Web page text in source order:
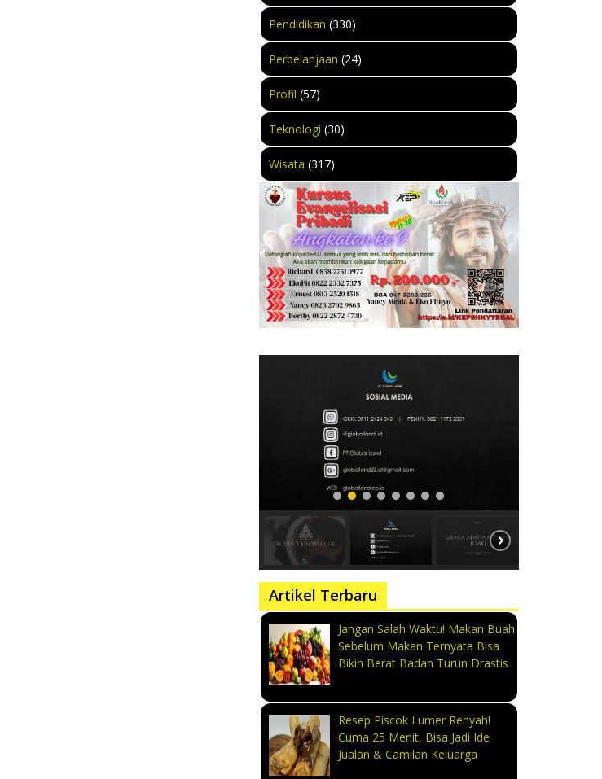
Pendidikan (330)
Perbelanjaan (24)
Profil (57)
Teknologi (30)
Wisata (317)
Artikel Terbaru
Jangan Salah Waktu! Makan Buah
Sebelum Makan Ternyata Bisa
Bikin Berat Badan Turun Drastis
Resep Piscok Lumer Renyah!
Cuma 25 Menit, Bisa Jadi Ide
Jualan & Camilan Keluarga